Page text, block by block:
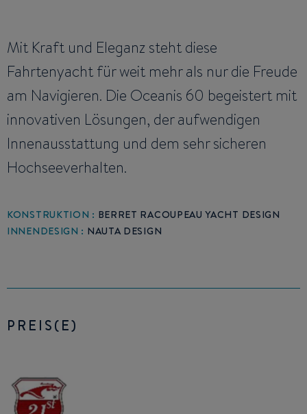
Mit Kraft und Eleganz steht diese
Fahrtenyacht für weit mehr als nur die Freude
am Navigieren. Die Oceanis 60 begeistert mit
innovativen Lösungen, der aufwendigen
Innenausstattung und dem sehr sicheren
Hochseeverhalten.
KONSTRUKTION : BERRET RACOUPEAU YACHT DESIGN
INNENDESIGN : NAUTA DESIGN
PREIS(E)